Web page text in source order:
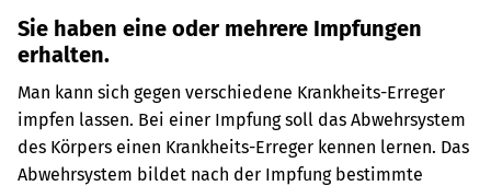
Sie haben eine oder mehrere Impfungen
erhalten.
Man kann sich gegen verschiedene Krankheits-Erreger
impfen lassen. Bei einer Impfung soll das Abwehrsystem
des Körpers einen Krankheits-Erreger kennen lernen. Das
Abwehrsystem bildet nach der Impfung bestimmte